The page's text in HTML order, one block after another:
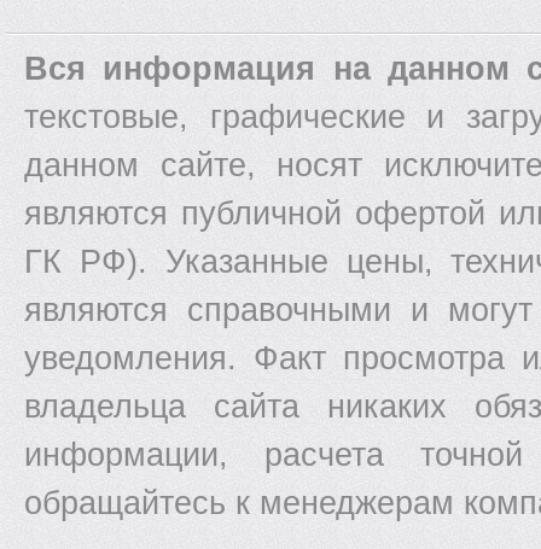
Вся информация на данном
текстовые, графические и
данном сайте, носят
являются публичной офертой
ГК РФ). Указанные цены,
являются справочными и
уведомления. Факт просмотра
владельца сайта никаких
информации, расчета
обращайтесь к менеджерам